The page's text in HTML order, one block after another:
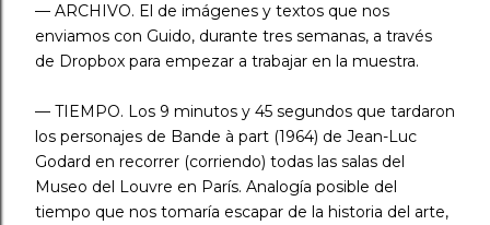
— ARCHIVO. El de imágenes y textos que nos
enviamos con Guido, durante tres semanas, a través
de Dropbox para empezar a trabajar en la muestra.
— TIEMPO. Los 9 minutos y 45 segundos que tardaron
los personajes de Bande à part (1964) de Jean-Luc
Godard en recorrer (corriendo) todas las salas del
Museo del Louvre en París. Analogía posible del
tiempo que nos tomaría escapar de la historia del arte,